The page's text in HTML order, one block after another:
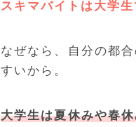
スキマバイトは大学生
なぜなら、自分の都
すいから。
大学生は夏休みや春